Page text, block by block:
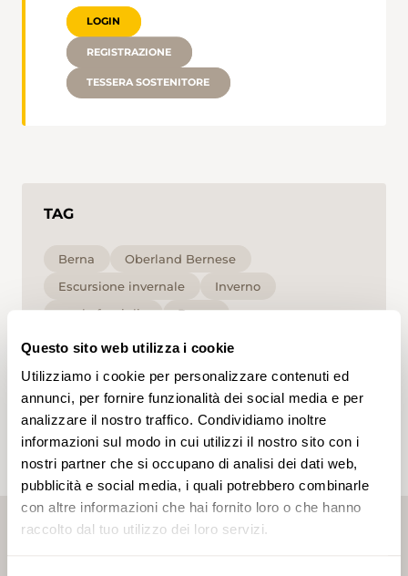
Questo sito web utilizza i cookie
Utilizziamo i cookie per personalizzare contenuti ed
annunci, per fornire funzionalità dei social media e per
analizzare il nostro traffico. Condividiamo inoltre
informazioni sul modo in cui utilizzi il nostro sito con i
nostri partner che si occupano di analisi dei dati web,
pubblicità e social media, i quali potrebbero combinarle
con altre informazioni che hai fornito loro o che hanno
raccolto dal tuo utilizzo dei loro servizi.
LOGIN
REGISTRAZIONE
TESSERA SOSTENITORE
TAG
Berna
Oberland Bernese
Escursione invernale
Inverno
per le famiglie
Bassa
account e ottenere contenuti personalizzati in base
ai tuoi interessi. I tag possono essere salvati solo in
un account.